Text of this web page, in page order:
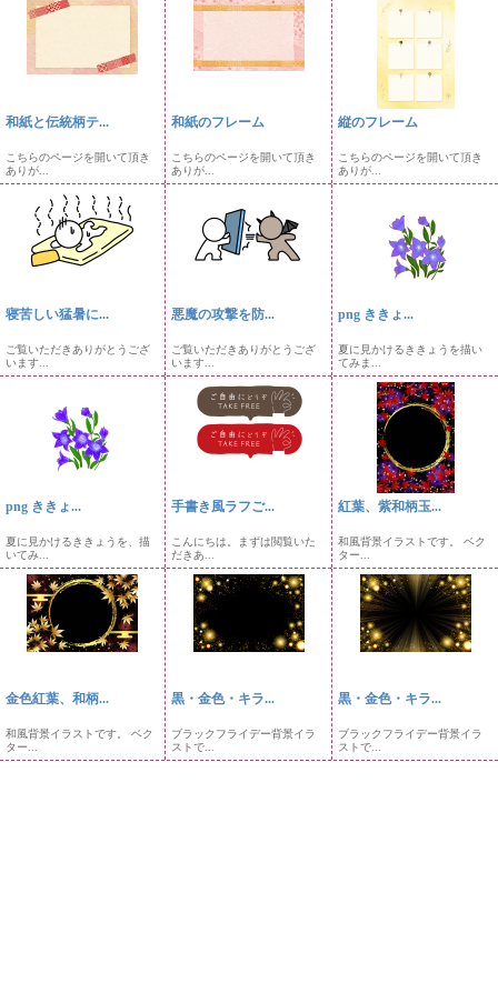
和紙と伝統柄テ...
こちらのページを開いて頂き
ありが...
和紙のフレーム
こちらのページを開いて頂き
ありが...
縦のフレーム
こちらのページを開いて頂き
ありが...
寝苦しい猛暑に...
ご覧いただきありがとうござ
います...
悪魔の攻撃を防...
ご覧いただきありがとうござ
います...
png ききょ...
夏に見かけるききょうを描い
てみま...
png ききょ...
夏に見かけるききょうを、描
いてみ...
手書き風ラフご...
こんにちは。まずは閲覧いた
だきあ...
紅葉、紫和柄玉...
和風背景イラストです。 ベク
ター...
金色紅葉、和柄...
和風背景イラストです。 ベク
ター...
黒・金色・キラ...
ブラックフライデー背景イラ
ストで...
黒・金色・キラ...
ブラックフライデー背景イラ
ストで...